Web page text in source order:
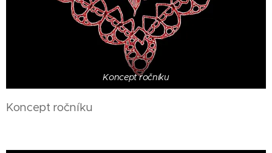
Koncept ročníku
Koncept ročníku